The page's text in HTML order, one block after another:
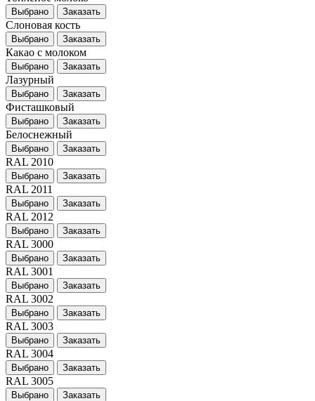
Выбрано Заказать
Слоновая кость
Выбрано Заказать
Какао с молоком
Выбрано Заказать
Лазурный
Выбрано Заказать
Фисташковый
Выбрано Заказать
Белоснежный
Выбрано Заказать
RAL 2010
Выбрано Заказать
RAL 2011
Выбрано Заказать
RAL 2012
Выбрано Заказать
RAL 3000
Выбрано Заказать
RAL 3001
Выбрано Заказать
RAL 3002
Выбрано Заказать
RAL 3003
Выбрано Заказать
RAL 3004
Выбрано Заказать
RAL 3005
Выбрано Заказать